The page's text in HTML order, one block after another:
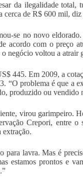
da ilegalidade total,
cerca de R$ 600 mil,
se no novo
acordo com o preço
negócio voltou a atrair
445. Em 2009, a
“O problema é que a
produzido ou vendido
virou garimpeiro.
Crepori, entre
extração.
lavra. Mas é
estamos prontos e